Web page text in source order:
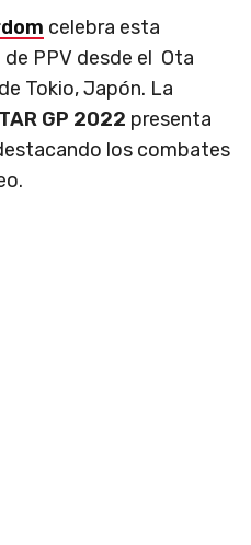
celebra esta
PPV desde el Ota
Tokio, Japón. La
GP 2022 presenta
los combates